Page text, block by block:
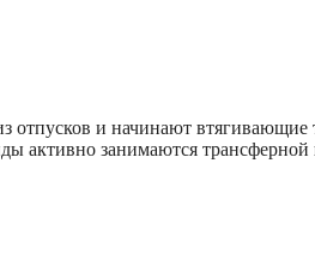
и начинают
активно занимаются